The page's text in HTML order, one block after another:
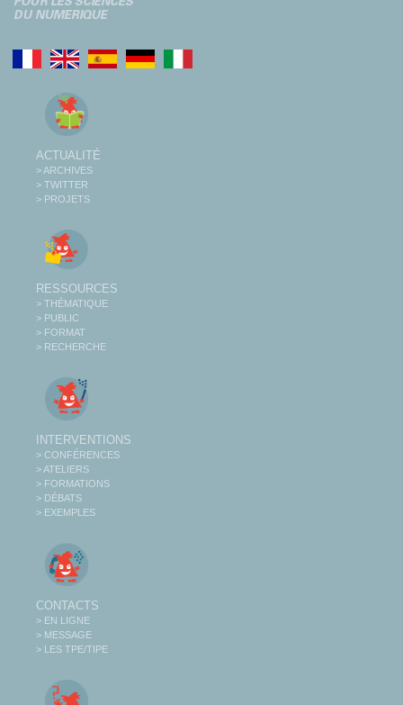
ACTUALITÉ
> ARCHIVES
> TWITTER
> PROJETS
RESSOURCES
> THÉMATIQUE
> PUBLIC
> FORMAT
> RECHERCHE
INTERVENTIONS
> CONFÉRENCES
> ATELIERS
> FORMATIONS
> DÉBATS
> EXEMPLES
CONTACTS
> EN LIGNE
> MESSAGE
> LES TPE/TIPE